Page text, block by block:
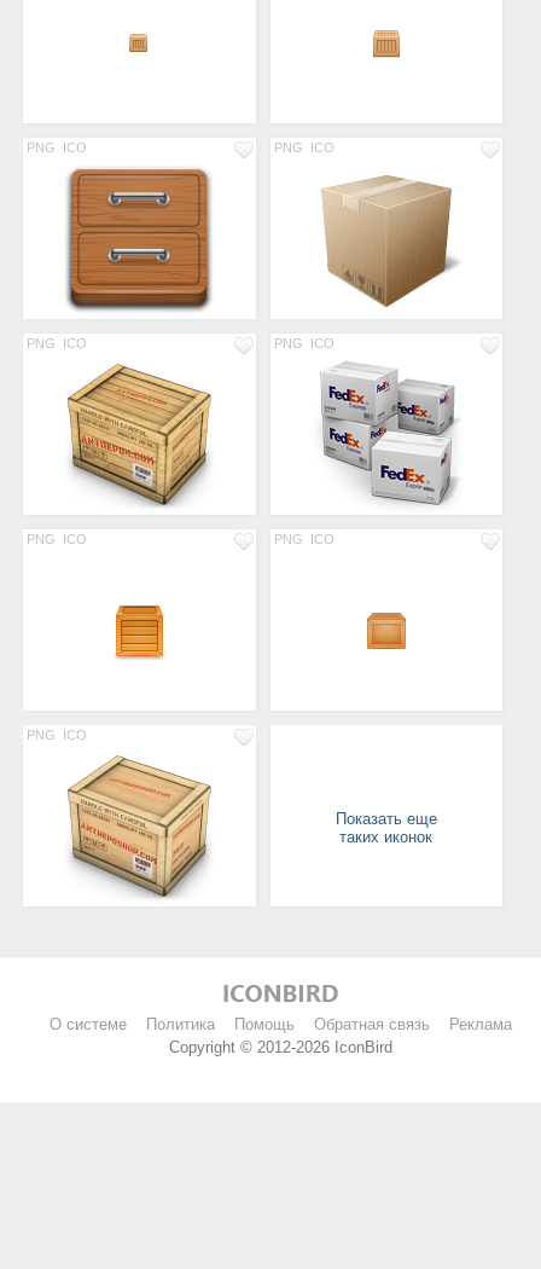
PNG ICO PNG ICO
PNG ICO PNG ICO
PNG ICO PNG ICO
PNG ICO
Показать еще
таких иконок
О системе Политика Помощь Обратная связь
Реклама
Copyright © 2012-2026 IconBird